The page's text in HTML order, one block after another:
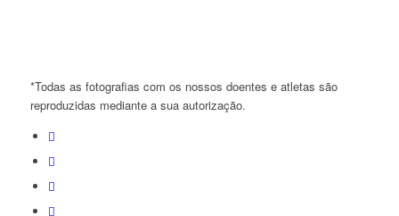
*Todas as fotografias com os nossos doentes e atletas são
reproduzidas mediante a sua autorização.